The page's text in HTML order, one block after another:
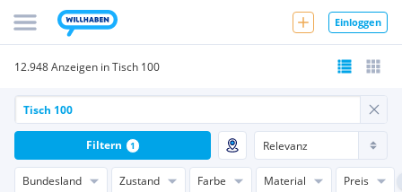
Einloggen
12.948 Anzeigen in Tisch 100
Bundesland Zustand Farbe Material
Preis
Filtern 1